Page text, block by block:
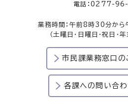
電話：0277-
業務時間：午前8時30分か
（土曜日・日曜日・祝日・
市民課業務窓口の
各課への問い合わ